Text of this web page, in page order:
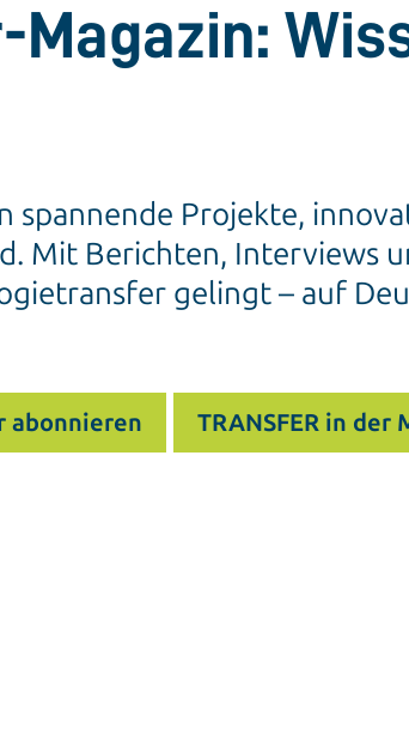
spannende Projekte,
Mit Berichten, Interviews
gelingt – auf
abonnieren TRANSFER in der